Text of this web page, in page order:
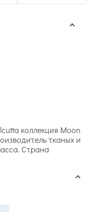
коллекция Moon
тканых и
Страна